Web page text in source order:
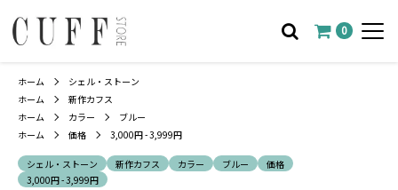
0
ホーム
シェル・ストーン
ホーム
新作カフス
ホーム
カラー
ブルー
ホーム
価格 3,000円 - 3,999円
シェル・ストーン 新作カフス カラー ブルー
価格
3,000円 - 3,999円